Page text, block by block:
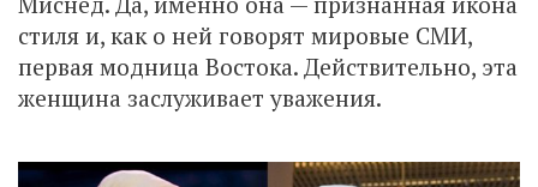
стиля и, как о ней говорят мировые СМИ,
первая модница Востока. Действительно, эта
женщина заслуживает уважения.